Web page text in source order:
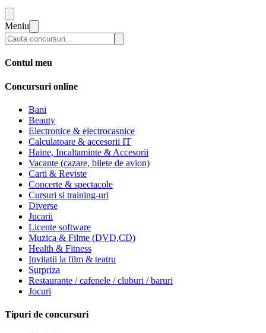
Meniu
Contul meu
Concursuri online
Bani
Beauty
Electronice & electrocasnice
Calculatoare & accesorii IT
Haine, Incaltaminte & Accesorii
Vacante (cazare, bilete de avion)
Carti & Reviste
Concerte & spectacole
Cursuri si training-uri
Diverse
Jucarii
Licente software
Muzica & Filme (DVD,CD)
Health & Fitness
Invitatii la film & teatru
Surpriza
Restaurante / cafenele / cluburi / baruri
Jocuri
Tipuri de concursuri